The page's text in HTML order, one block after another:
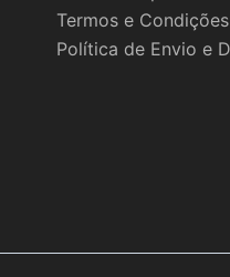
Termos e Condições
Política de Envio e